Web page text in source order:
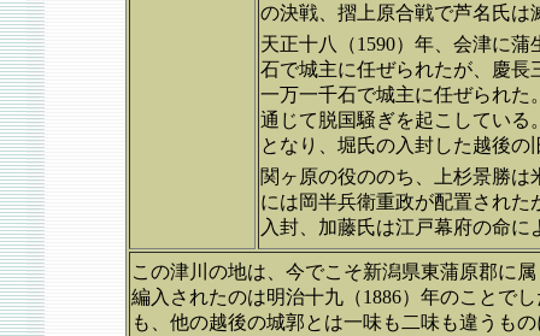
の決戦、摺上原合戦で芦名氏は
天正十八（1590）年、会津に
石で城主に任ぜられたが、慶長
一万一千石で城主に任ぜられた
通じて脱国騒ぎを起こしている
となり、堀氏の入封した越後
関ヶ原の役ののち、上杉景勝
には岡半兵衛重政が配置された
入封、加藤氏は江戸幕府の命に
この津川の地は、今でこそ新潟県東蒲原郡に
編入されたのは明治十九（1886）年のことで
も、他の越後の城郭とは一味も二味も違うも